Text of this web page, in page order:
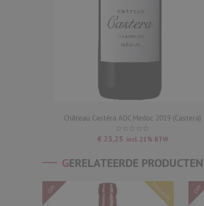
Château Castéra AOC Medoc 2019 (Castera)
€ 23,25 incl. 21% BTW
GERELATEERDE PRODUCTEN
Exclusief
OP! OP!